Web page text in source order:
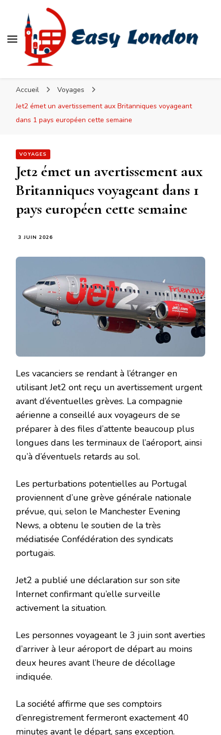
Accueil
Voyages
Jet2 émet un avertissement aux Britanniques voyageant
dans 1 pays européen cette semaine
VOYAGES
Jet2 émet un avertissement aux
Britanniques voyageant dans 1
pays européen cette semaine
3 JUIN 2026
Les vacanciers se rendant à l’étranger en
utilisant Jet2 ont reçu un avertissement urgent
avant d’éventuelles grèves. La compagnie
aérienne a conseillé aux voyageurs de se
préparer à des files d’attente beaucoup plus
longues dans les terminaux de l’aéroport, ainsi
qu’à d’éventuels retards au sol.
Les perturbations potentielles au Portugal
proviennent d’une grève générale nationale
prévue, qui, selon le Manchester Evening
News, a obtenu le soutien de la très
médiatisée Confédération des syndicats
portugais.
Jet2 a publié une déclaration sur son site
Internet confirmant qu’elle surveille
activement la situation.
Les personnes voyageant le 3 juin sont averties
d’arriver à leur aéroport de départ au moins
deux heures avant l’heure de décollage
indiquée.
La société affirme que ses comptoirs
d’enregistrement fermeront exactement 40
minutes avant le départ, sans exception.